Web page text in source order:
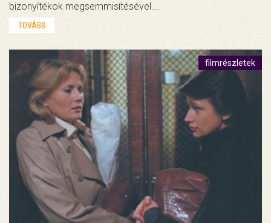
bizonyítékok megsemmisítésével.…
TOVÁBB
filmrészletek